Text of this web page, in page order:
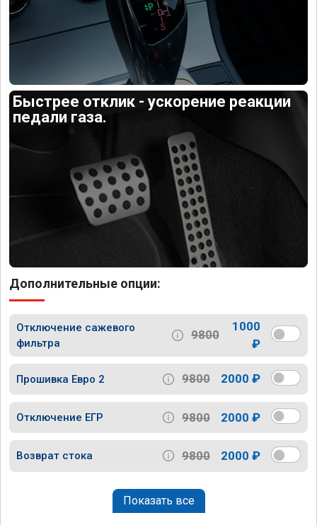
Быстрее отклик - ускорение реакции
педали газа.
Дополнительные опции:
Отключение сажевого
фильтра
9800
1000
₽
Прошивка Евро 2 9800 2000 ₽
Отключение ЕГР 9800 2000 ₽
Возврат стока 9800 2000 ₽
Показать все